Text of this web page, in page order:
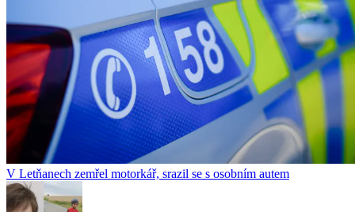
V Letňanech zemřel motorkář, srazil se s osobním autem